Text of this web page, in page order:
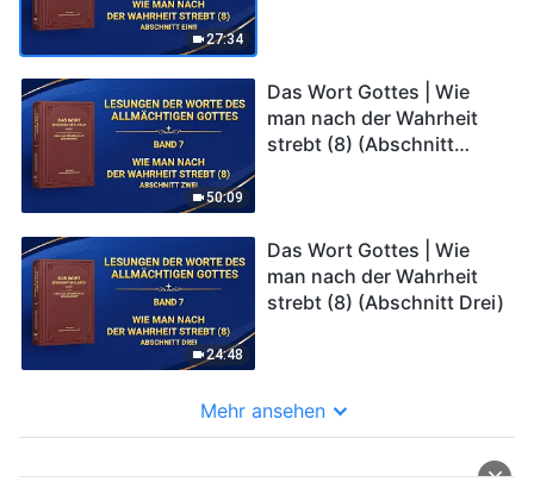
27:34
50:09
Das Wort Gottes | Wie
man nach der Wahrheit
strebt (8) (Abschnitt
24:48
Das Wort Gottes | Wie
man nach der Wahrheit
strebt (8) (Abschnitt Drei)
Mehr ansehen